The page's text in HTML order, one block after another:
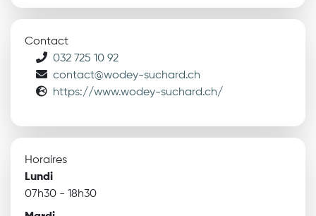
Contact
032 725 10 92
contact@wodey-suchard.ch
https://www.wodey-suchard.ch/
Horaires
Lundi
07h30 - 18h30